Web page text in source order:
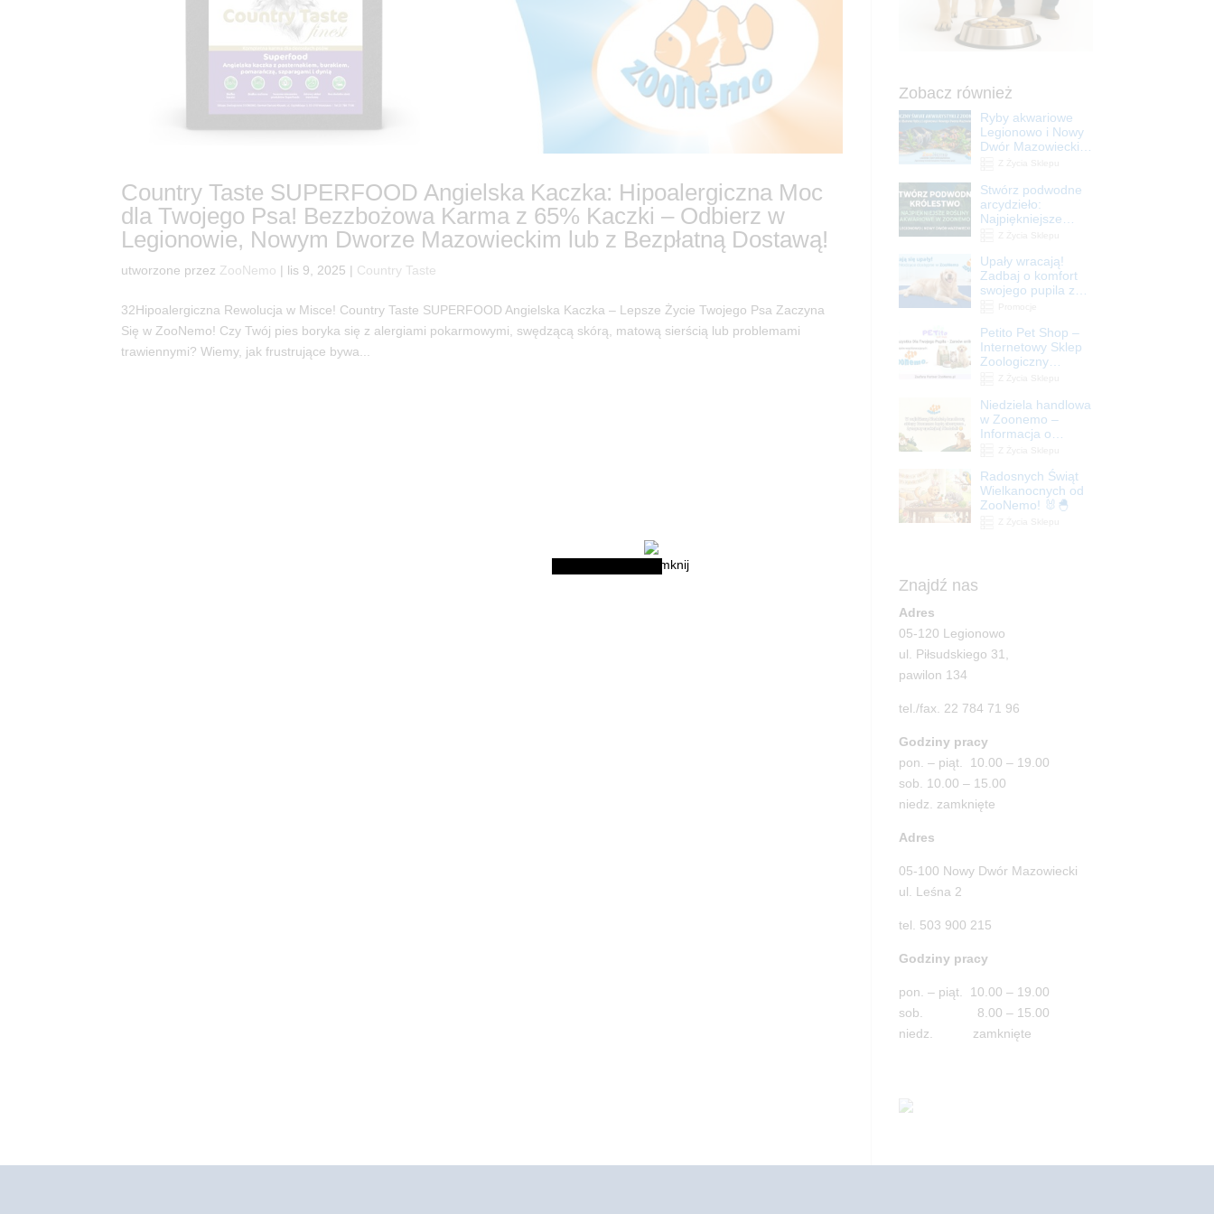
Country Taste SUPERFOOD Angielska Kaczka: Hipoalergiczna Moc
dla Twojego Psa! Bezzbożowa Karma z 65% Kaczki – Odbierz w
Legionowie, Nowym Dworze Mazowieckim lub z Bezpłatną Dostawą!
utworzone przez ZooNemo | lis 9, 2025 | Country Taste
32Hipoalergiczna Rewolucja w Misce! Country Taste SUPERFOOD Angielska Kaczka – Lepsze Życie Twojego Psa Zaczyna
Się w ZooNemo! Czy Twój pies boryka się z alergiami pokarmowymi, swędzącą skórą, matową sierścią lub problemami
trawiennymi? Wiemy, jak frustrujące bywa...
Zobacz również
Ryby akwariowe
Legionowo i Nowy
Dwór Mazowiecki –
Stwórz podwodne
arcydzieło:
Najpiękniejsze
Legionowo i Nowy
Dwór Mazowiecki
Upały wracają!
Zadbaj o komfort
swojego pupila z
ZooNemo
Petito Pet Shop –
Internetowy Sklep
Zoologiczny
| ZooNemo
Niedziela handlowa
w Zoonemo –
Informacja o
Radosnych Świąt
Wielkanocnych od
ZooNemo! 🐰🐣
Znajdź nas
Adres
05-120 Legionowo
ul. Piłsudskiego 31,
pawilon 134
tel./fax. 22 784 71 96
Godziny pracy
pon. – piąt. 10.00 – 19.00
sob. 10.00 – 15.00
niedz. zamknięte
Adres
05-100 Nowy Dwór Mazowiecki
ul. Leśna 2
tel. 503 900 215
Godziny pracy
pon. – piąt. 10.00 – 19.00
sob. 8.00 – 15.00
niedz. zamknięte